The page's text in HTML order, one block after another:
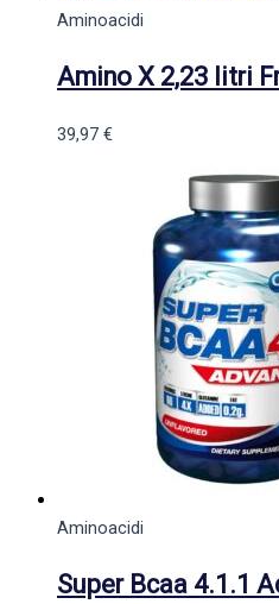
Aminoacidi
Amino X 2,23 litri
39,97 €
Aminoacidi
Super Bcaa 4.1.1